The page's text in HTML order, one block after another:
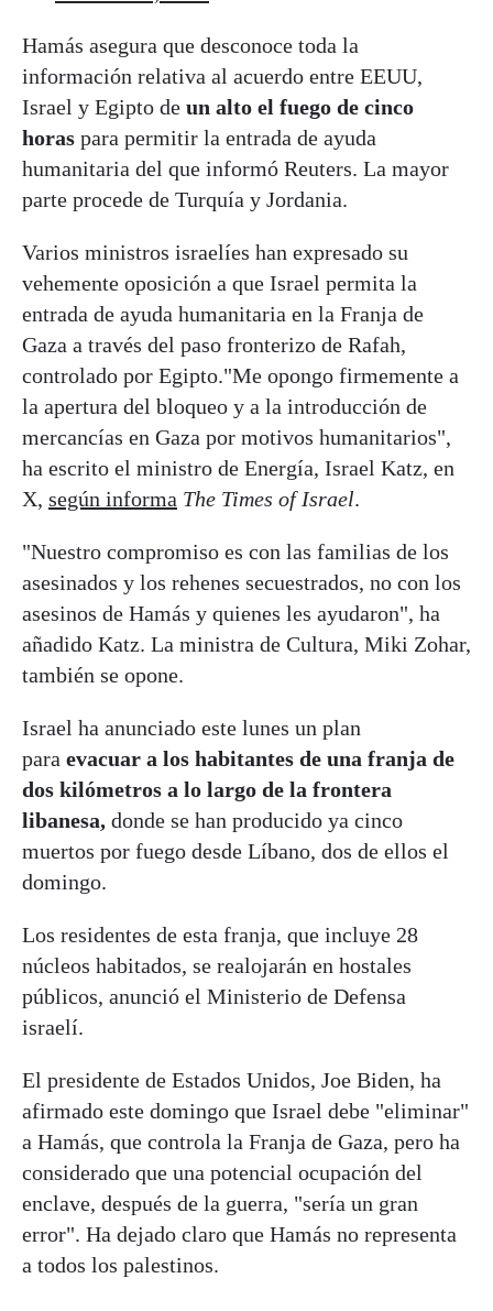
Hamás asegura que desconoce toda la
información relativa al acuerdo entre EEUU,
Israel y Egipto de un alto el fuego de cinco
horas para permitir la entrada de ayuda
humanitaria del que informó Reuters. La mayor
parte procede de Turquía y Jordania.
Varios ministros israelíes han expresado su
vehemente oposición a que Israel permita la
entrada de ayuda humanitaria en la Franja de
Gaza a través del paso fronterizo de Rafah,
controlado por Egipto."Me opongo firmemente a
la apertura del bloqueo y a la introducción de
mercancías en Gaza por motivos humanitarios",
ha escrito el ministro de Energía, Israel Katz, en
X, según informa The Times of Israel.
"Nuestro compromiso es con las familias de los
asesinados y los rehenes secuestrados, no con los
asesinos de Hamás y quienes les ayudaron", ha
añadido Katz. La ministra de Cultura, Miki Zohar,
también se opone.
Israel ha anunciado este lunes un plan
para evacuar a los habitantes de una franja de
dos kilómetros a lo largo de la frontera
libanesa, donde se han producido ya cinco
muertos por fuego desde Líbano, dos de ellos el
domingo.
Los residentes de esta franja, que incluye 28
núcleos habitados, se realojarán en hostales
públicos, anunció el Ministerio de Defensa
israelí.
El presidente de Estados Unidos, Joe Biden, ha
afirmado este domingo que Israel debe "eliminar"
a Hamás, que controla la Franja de Gaza, pero ha
considerado que una potencial ocupación del
enclave, después de la guerra, "sería un gran
error". Ha dejado claro que Hamás no representa
a todos los palestinos.